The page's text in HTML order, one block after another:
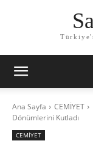
Ana Sayfa CEMİYET
Dönümlerini Kutladı
CEMİYET